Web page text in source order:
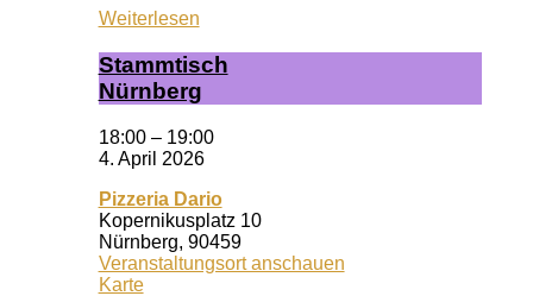
Weiterlesen
Stamm­tisch
Nürn­berg
18:00 – 19:00
4. April 2026
Pizzeria Dario
Kopernikusplatz 10
Nürnberg, 90459
Veranstaltungsort anschauen
KartePizzeria